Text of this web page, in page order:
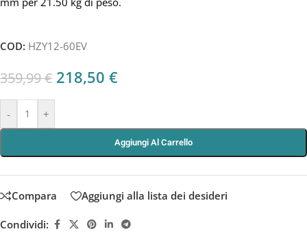
COD: HZY12-60EV
359,99€ 218,50 €
- +
Aggiungi Al Carrello
Compara Aggiungi alla lista dei desideri
Condividi: